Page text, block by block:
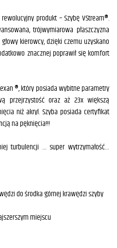
produkt – Szybę VStream®.
trójwymiarowa płaszczyzna
kierowcy, dzięki czemu uzyskano
znacznej poprawił się komfort
®, który posiada wybitne parametry
przejrzystość oraz aż 23x większą
niż akryl. Szyba posiada certyfikat
na pęknięcia!!!
turbulencji … super wytrzymałość…
do środka górnej krawędzi szyby
miejscu